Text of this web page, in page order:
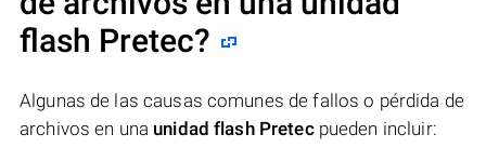
flash Pretec?
Algunas de las causas comunes de fallos o pérdida de
archivos en una unidad flash Pretecpueden incluir: